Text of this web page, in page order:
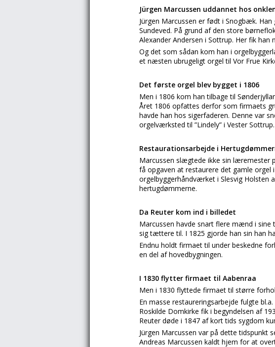
Jürgen Marcussen uddannet hos
Jürgen Marcussen er født i Snogbæk.
Sundeved. På grund af den store
Alexander Andersen i Sottrup. Her fik
Og det som sådan kom han i
et næsten ubrugeligt orgel til Vor Frue
Det første orgel blev bygget i 1806
Men i 1806 kom han tilbage til
Året 1806 opfattes derfor som firmaets
havde han hos sigerfaderen. Denne var
orgelværksted til ”Lindely” i Vester Sottrup.
Restaurationsarbejde i
Marcussen slægtede ikke sin læremester
få opgaven at restaurere det gamle orgel
orgelbyggerhåndværket i Slesvig Holsten
hertugdømmerne.
Da Reuter kom ind i billedet
Marcussen havde snart flere mænd i sine
sig tættere til. I 1825 gjorde han sin han
Endnu holdt firmaet til under beskedne
en del af hovedbygningen.
I 1830 flytter firmaet til Aabenraa
Men i 1830 flyttede firmaet til større
En masse restaureringsarbejde fulgte
Roskilde Domkirke fik i begyndelsen af
Reuter døde i 1847 af kort tids sygdom
Jürgen Marcussen var på dette tidspunkt
Andreas Marcussen kaldt hjem for at